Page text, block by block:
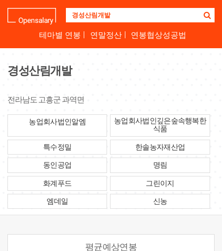
업
명
하
테마별 연봉 연말정산 연봉협상성공법
경성산림개발
전라남도 고흥군 과역면
농업회사법인알엠
농업회사법인깊은숲속행복한
식품
특수정밀 한솔농자재산업
동인공업 명림
화계푸드 그린이지
엠데일 신농
평균예상연봉